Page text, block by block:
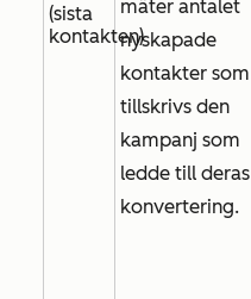
(sista
kontakten)
mäter antalet
nyskapade
kontakter som
tillskrivs den
kampanj som
ledde till deras
konvertering.